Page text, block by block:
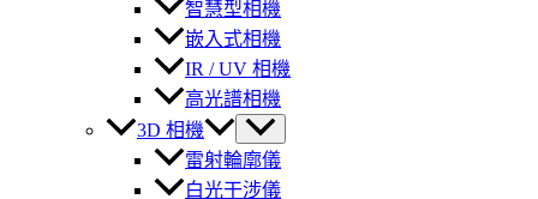
智慧型相機
嵌入式相機
IR / UV 相機
高光譜相機
3D 相機
雷射輪廓儀
白光干涉儀